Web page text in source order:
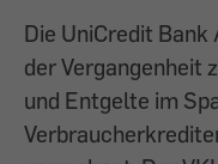
Die UniCredit Bank
der Vergangenheit
und Entgelte im